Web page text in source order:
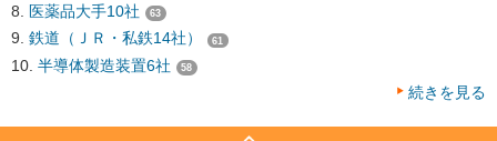
医薬品大手10社 63
鉄道（ＪＲ・私鉄14社） 61
半導体製造装置6社 58
続きを見る